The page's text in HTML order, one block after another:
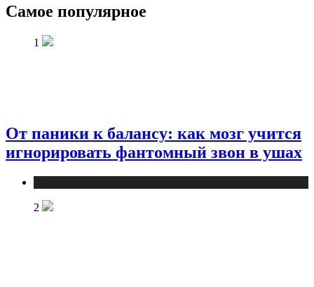
Самое популярное
1
От паники к балансу: как мозг учится
игнорировать фантомный звон в ушах
2